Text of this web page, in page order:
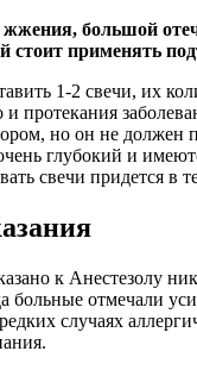
жжения, большой
стоит применять
1-2 свечи, их
и протекания
но он не должен
глубокий и
свечи придется в
к Анестезолу
больные отмечали
случаях